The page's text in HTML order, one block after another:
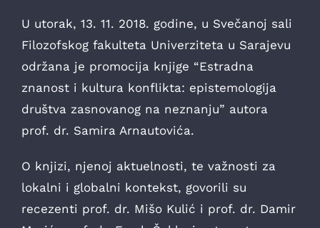
U utorak, 13. 11. 2018. godine, u Svečanoj sali
Filozofskog fakulteta Univerziteta u Sarajevu
održana je promocija knjige “Estradna
znanost i kultura konflikta: epistemologija
društva zasnovanog na neznanju” autora
prof. dr. Samira Arnautovića.
O knjizi, njenoj aktuelnosti, te važnosti za
lokalni i globalni kontekst, govorili su
recezenti prof. dr. Mišo Kulić i prof. dr. Damir